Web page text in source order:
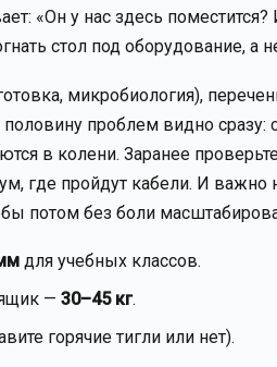
«Он у нас здесь
стол под оборудование, а
микробиология),
половину проблем видно
в колени. Заранее
где пройдут кабели. И важно
потом без боли
для учебных классов.
— 30–45 кг.
горячие тигли или нет).